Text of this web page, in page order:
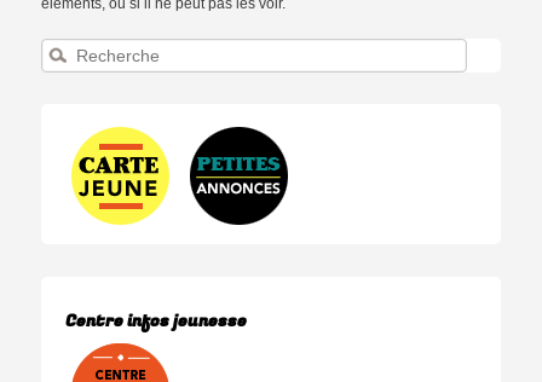
éléments, ou si il ne peut pas les voir.
Recherche
Centre infos jeunesse